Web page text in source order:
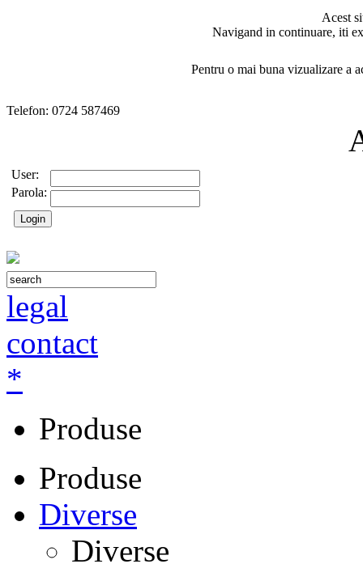
Acest
Navigand in continuare, iti
Pentru o mai buna vizualizare a
Telefon: 0724 587469
User:
Parola:
legal
contact
*
Produse
Produse
Diverse
Diverse